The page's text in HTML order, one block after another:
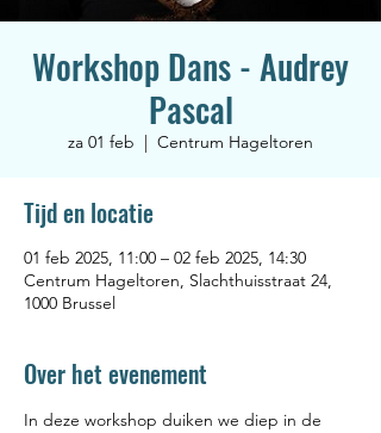
Workshop Dans - Audrey
Pascal
za 01 feb
  |
Centrum Hageltoren
Tijd en locatie
01 feb 2025, 11:00 – 02 feb 2025, 14:30
Centrum Hageltoren, Slachthuisstraat 24,
1000 Brussel
Over het evenement
In deze workshop duiken we diep in de